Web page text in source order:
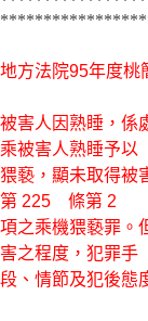
地方法院95年度桃
被害人因熟睡，係
乘被害人熟睡予以
猥褻，顯未取得被
第 225 條第 2
項之乘機猥褻罪。
害之程度，犯罪手
段、情節及犯後態